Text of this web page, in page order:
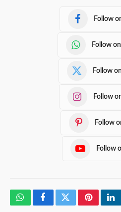
Follow
Follow
Follow
Follow
Follow
Follow
WhatsAppFacebookTwitterPinterest